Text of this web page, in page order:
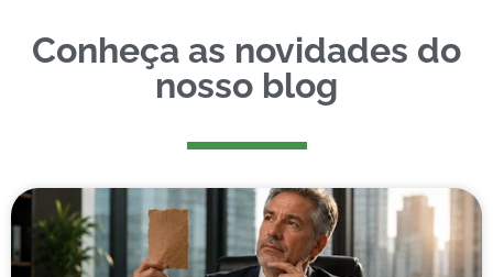
Conheça as novidades do
nosso blog